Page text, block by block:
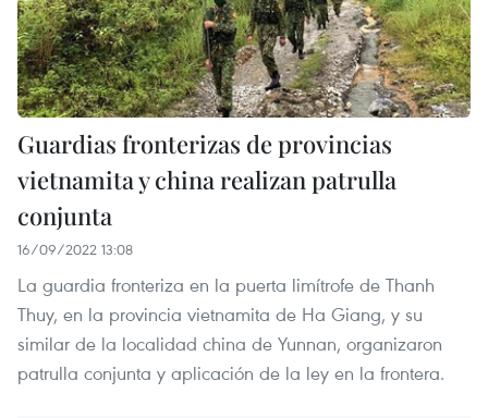
Guardias fronterizas de provincias
vietnamita y china realizan patrulla
conjunta
16/09/2022 13:08
La guardia fronteriza en la puerta limítrofe de Thanh
Thuy, en la provincia vietnamita de Ha Giang, y su
similar de la localidad china de Yunnan, organizaron
patrulla conjunta y aplicación de la ley en la frontera.